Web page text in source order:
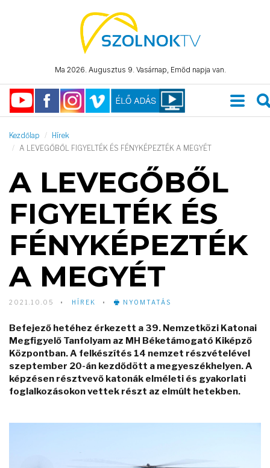
Ma 2026. Augusztus 9. Vasárnap, Emőd napja van.
Kezdőlap
Hírek
A LEVEGŐBŐL FIGYELTÉK ÉS FÉNYKÉPEZTÉK A MEGYÉT
A LEVEGŐBŐL
FIGYELTÉK ÉS
FÉNYKÉPEZTÉK
A MEGYÉT
2021.10.05 HÍREK NYOMTATÁS
Befejező hetéhez érkezett a 39. Nemzetközi Katonai
Megfigyelő Tanfolyam az MH Béketámogató Kiképző
Központban. A felkészítés 14 nemzet részvételével
szeptember 20-án kezdődött a megyeszékhelyen. A
képzésen résztvevő katonák elméleti és gyakorlati
foglalkozásokon vettek részt az elmúlt hetekben.